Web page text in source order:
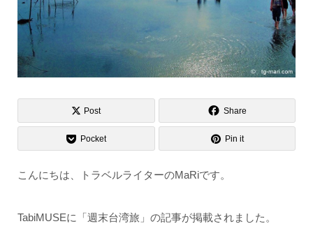
Post Share
Pocket Pin it
こんにちは、トラベルライターのMaRiです。
TabiMUSEに「週末台湾旅」の記事が掲載されました。